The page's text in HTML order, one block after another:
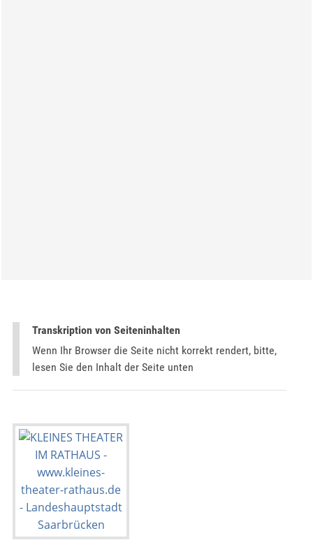
Transkription von Seiteninhalten
Wenn Ihr Browser die Seite nicht korrekt rendert, bitte,
lesen Sie den Inhalt der Seite unten